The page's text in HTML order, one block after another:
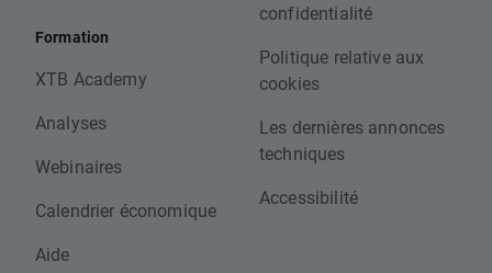
Formation
XTB Academy
Analyses
Webinaires
Calendrier économique
Aide
confidentialité
Politique relative aux
cookies
Les dernières annonces
techniques
Accessibilité